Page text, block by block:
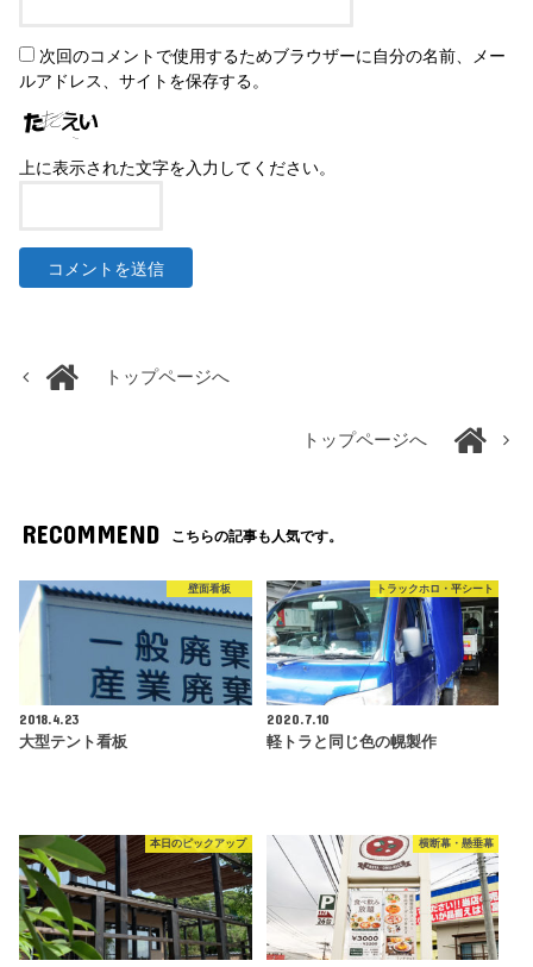
次回のコメントで使用するためブラウザーに自分の名前、メー
ルアドレス、サイトを保存する。
上に表示された文字を入力してください。
トップページへ
トップページへ
RECOMMEND こちらの記事も人気です。
壁面看板
2018.4.23
大型テント看板
トラックホロ・平シート
2020.7.10
軽トラと同じ色の幌製作
本日のピックアップ 横断幕・懸垂幕